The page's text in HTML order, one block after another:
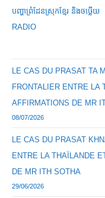
បញ្ហាព្រំដែនស្រុកខ្មែរ និងចឞ្លើយ
RADIO
LE CAS DU PRASAT TA
FRONTALIER ENTRE LA
AFFIRMATIONS DE MR
08/07/2026
LE CAS DU PRASAT
ENTRE LA THAÏLANDE
DE MR ITH SOTHA
29/06/2026